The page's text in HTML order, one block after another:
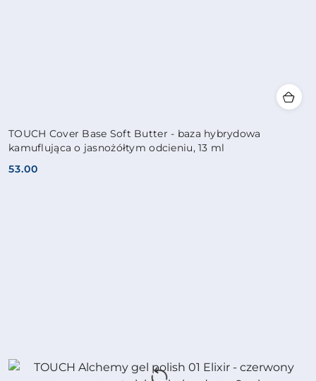
TOUCH Cover Base Soft Butter - baza hybrydowa
kamuflująca o jasnożółtym odcieniu, 13 ml
Cena:
53.00